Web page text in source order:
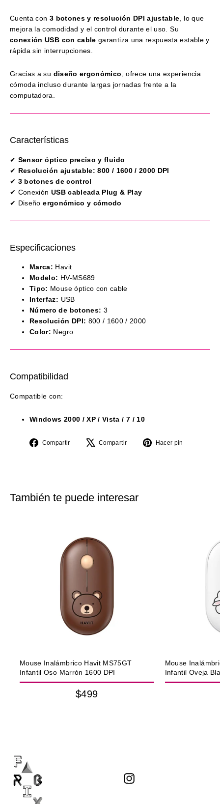
Cuenta con 3 botones y resolución DPI ajustable , lo que
mejora la comodidad y el control durante el uso. Su
conexión USB con cable garantiza una respuesta estable y
rápida sin interrupciones.
Gracias a su diseño ergonómico , ofrece una experiencia
cómoda incluso durante largas jornadas frente a la
computadora.
Características
✔ Sensor óptico preciso y fluido
✔ Resolución ajustable: 800 / 1600 / 2000 DPI
✔ 3 botones de control
✔ Conexión USB cableada Plug & Play
✔ Diseñoergonómico y cómodo
Especificaciones
Marca: Havit
Modelo: HV-MS689
Tipo: Mouse óptico con cable
Interfaz: USB
Número de botones: 3
Resolución DPI: 800 / 1600 / 2000
Color: Negro
Compatibilidad
Compatible con:
Windows 2000 / XP / Vista / 7 / 10
Compartir
CompartirCompartir
Tuitear
Hacer pin
También te puede interesar
Mouse Inalámbrico Havit MS75GT
Infantil Oso Marrón 1600 DPI
$499
Mouse
Infantil Oveja
Instagram